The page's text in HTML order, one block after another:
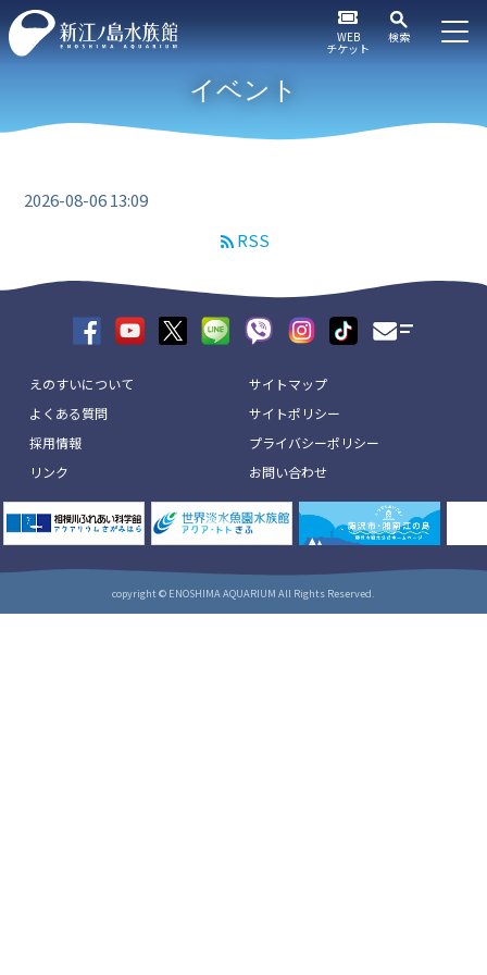
WEB
チケット
検索
イベント
2026-08-06 13:09
RSS
えのすいについて
よくある質問
採用情報
リンク
サイトマップ
サイトポリシー
プライバシーポリシー
お問い合わせ
copyright © ENOSHIMA AQUARIUM All Rights Reserved.